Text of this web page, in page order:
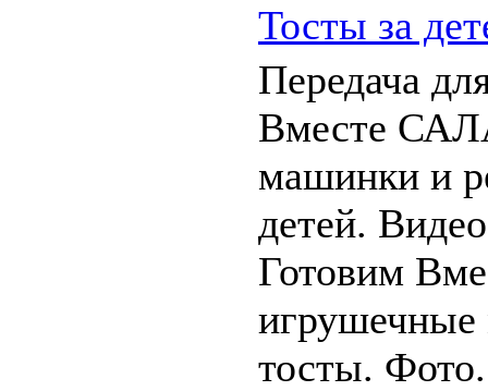
Тосты за
Передача
Вместе
машинки и
детей.
Готовим
тосты.